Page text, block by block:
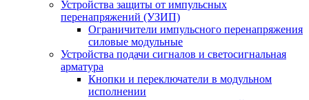
Устройства защиты от импульсных
перенапряжений (УЗИП)
Ограничители импульсного перенапряжения
силовые модульные
Устройства подачи сигналов и светосигнальная
арматура
Кнопки и переключатели в модульном
исполнении